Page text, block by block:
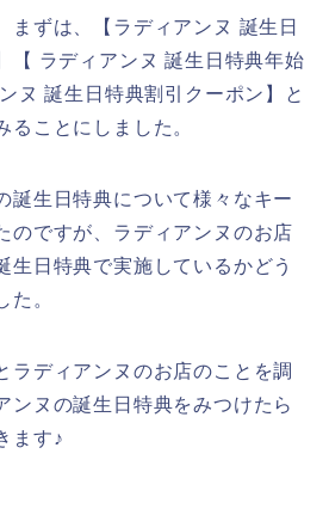
まずは、【ラディアンヌ 誕生日
【 ラディアンヌ 誕生日特典年始
ヌ 誕生日特典割引クーポン】と
ることにしました。
誕生日特典について様々なキー
のですが、ラディアンヌのお店
生日特典で実施しているかどう
た。
ラディアンヌのお店のことを調
ンヌの誕生日特典をみつけたら
ます♪